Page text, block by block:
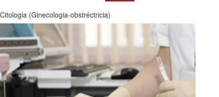
Citologia (Ginecologia-obstréctricia)